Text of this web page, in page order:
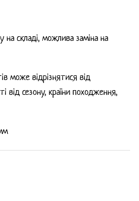
на складі, можлива заміна на
може відрізнятися від
від сезону, країни походження,